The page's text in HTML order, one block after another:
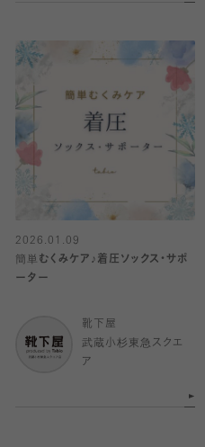
2026.01.09
簡単むくみケア♪着圧ソックス・サポ
ーター
靴下屋
武蔵小杉東急スクエ
ア